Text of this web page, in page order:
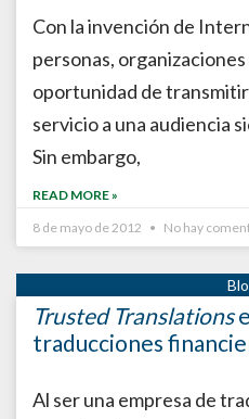
Con la invención de
personas,
oportunidad de
servicio a una audiencia
Sin embargo,
READ MORE »
8 de mayo de 2012
No hay
Trusted Translations
traducciones
Al ser una empresa de